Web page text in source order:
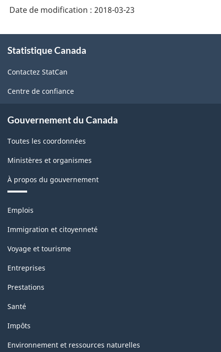
(SCIAN)
version
1.0
-
de
la
classification
Date de modification : 2018-03-23
propos
ce
site
Statistique Canada
Contactez StatCan
Centre de confiance
Gouvernement du Canada
Toutes les coordonnées
Ministères et organismes
À propos du gouvernement
Thèmes
sujets
Emplois
Immigration et citoyenneté
Voyage et tourisme
Entreprises
Prestations
Santé
Impôts
Environnement et ressources naturelles